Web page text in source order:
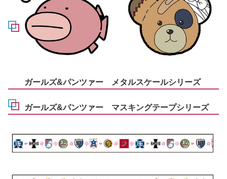
ガールズ&パンツァー メタルスケールシリーズ
ガールズ&パンツァー マスキングテープシリーズ